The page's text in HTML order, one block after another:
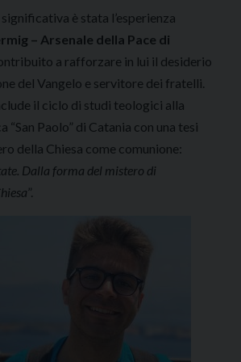
è stata l’esperienza
– Arsenale della Pace di
a rafforzare in lui il desiderio
del Vangelo e servitore dei fratelli.
il ciclo di studi teologici alla
“San Paolo” di Catania con una tesi
della Chiesa come comunione:
Dalla forma del mistero di
”.